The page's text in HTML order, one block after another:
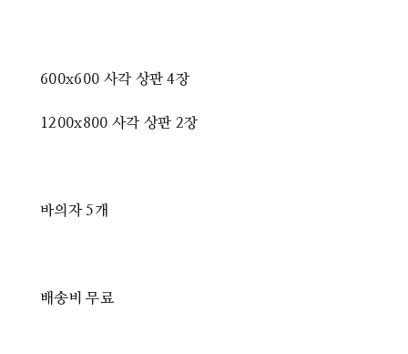
600x600 사각 상판 4장
1200x800 사각 상판 2장
바의자 5개
배송비 무료